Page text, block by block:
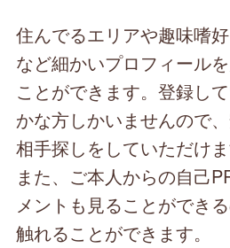
住んでるエリアや趣味嗜
など細かいプロフィール
ことができます。登録し
かな方しかいませんので
相手探しをしていただけま
また、ご本人からの自己
メントも見ることができ
触れることができます。